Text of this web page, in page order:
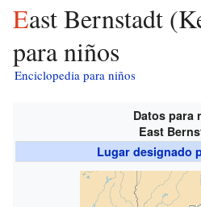
East Bernstadt (Kentucky)
para niños
Enciclopedia para niños
Datos para
East
Lugar designado